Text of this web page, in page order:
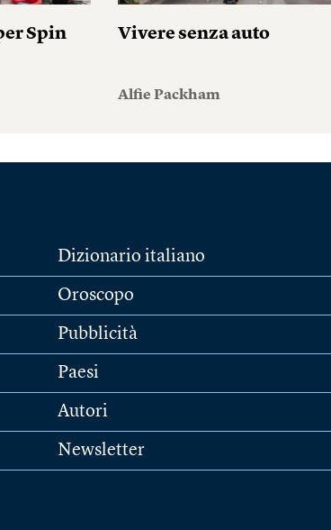
Spin
Vivere senza auto
Alfie Packham
Dizionario italiano
Oroscopo
Pubblicità
Paesi
Autori
Newsletter